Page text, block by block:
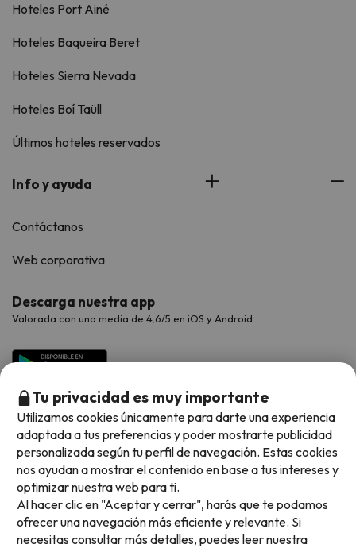
Hoteles Port Ainé
Hoteles Baqueira Beret
Hoteles Sierra Nevada
Hoteles Boí Taüll
Últimos hoteles reservados
Info y ayuda
Contáctanos
Web corporativa
Descarga nuestra app
Valorada con una media de 4,6/5 en iOS y Android.
Métodos de pago disponibles
Tu privacidad es muy importante
Utilizamos cookies únicamente para darte una experiencia
adaptada a tus preferencias y poder mostrarte publicidad
personalizada según tu perfil de navegación. Estas cookies
nos ayudan a mostrar el contenido en base a tus intereses y
optimizar nuestra web para ti.
Al hacer clic en "Aceptar y cerrar", harás que te podamos
ofrecer una navegación más eficiente y relevante. Si
necesitas consultar más detalles, puedes leer nuestra